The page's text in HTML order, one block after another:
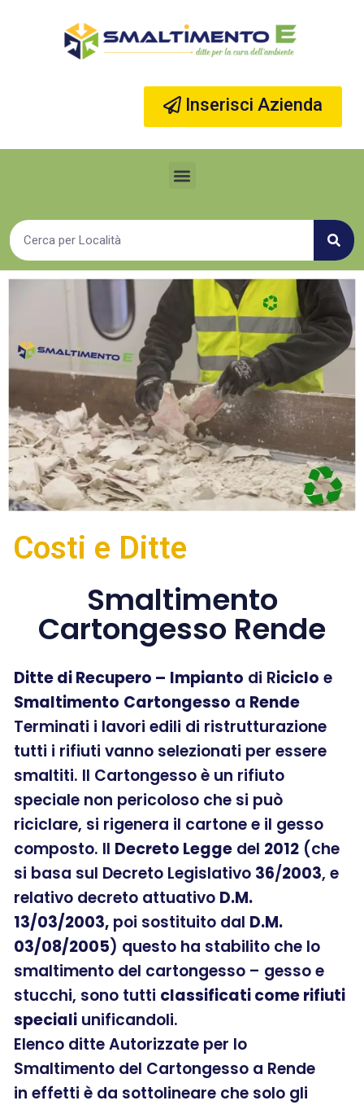
Inserisci Azienda
Costi e Ditte
Smaltimento
Cartongesso Rende
Ditte di Recupero – Impianto di Riciclo e
Smaltimento Cartongesso a Rende
Terminati i lavori edili di ristrutturazione
tutti i rifiuti vanno selezionati per essere
smaltiti. Il Cartongesso è un rifiuto
speciale non pericoloso che si può
riciclare, si rigenera il cartone e il gesso
composto. Il Decreto Legge del 2012 (che
si basa sul Decreto Legislativo 36/2003, e
relativo decreto attuativo D.M.
13/03/2003, poi sostituito dal D.M.
03/08/2005) questo ha stabilito che lo
smaltimento del cartongesso – gesso e
stucchi, sono tutti classificati come rifiuti
speciali unificandoli.
Elenco ditte Autorizzate per lo
Smaltimento del Cartongesso a Rende
in effetti è da sottolineare che solo gli